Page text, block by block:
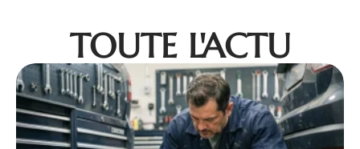
TOUTE L'ACTU